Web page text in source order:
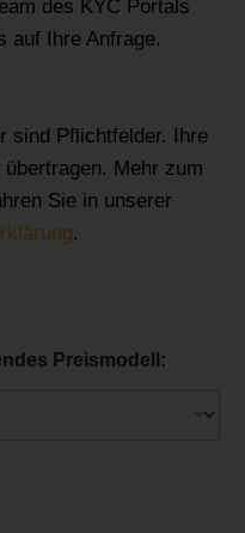
des KYC Portals
auf Ihre Anfrage.
sind Pflichtfelder. Ihre
Mehr zum
Sie in unserer
.
Preismodell: